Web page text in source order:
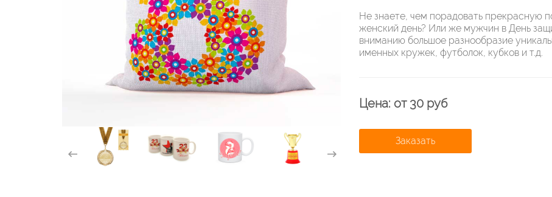
Не знаете, чем порадовать прекрасную
женский день? Или же мужчин в День
вниманию большое разнообразие
именных кружек, футболок, кубков и т.д.
Цена: от 30 руб
Заказать